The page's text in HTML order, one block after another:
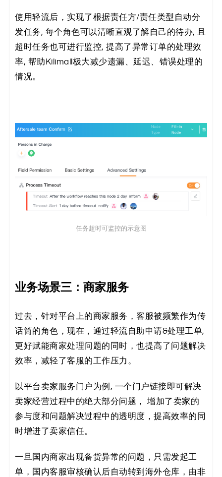
使用轻流后，实现了根据责任方/责任类型自动分
发任务, 每个角色可以清晰直观了解自己的待办, 且
超时任务也可进行监控, 提高了异常订单的处理效
率, 帮助Kilimall极大减少遗漏、延迟、错误处理的
情况。
任务超时可监控的示意图
业务场景三：商家服务
过去，针对平台上的商家服务，客服被频繁作为传
话筒的角色，现在，通过轻流自助申请&处理工单,
更好赋能商家处理问题的同时，也提高了问题解决
效率，减轻了客服的工作压力。
以平台卖家服务门户为例, 一个门户链接即可解决
卖家经营过程中的绝大部分问题， 增加了卖家的
参与度和问题解决过程中的透明度，提高效率的同
时增进了卖家信任。
一旦国内商家出现备货异常的问题，只需发起工
单，国内客服审核确认后自动转到海外仓库，由非